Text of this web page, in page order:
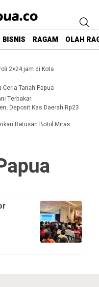
BISNIS RAGAM OLAH
2×24 jam di Kota
Tanah Papua
Terbakar
Deposit Kas Daerah Rp23
Ratusan Botol Miras